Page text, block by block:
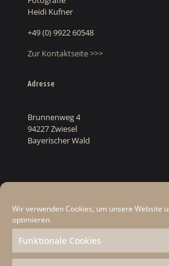
Wir verwenden Cookies, um unsere Website
optimieren.
Funktionale Cookies
Heidi Kufner
+49 (0) 9922 60548
Zur Kontaktseite >>>
Adresse
Brunnenweg 4
94227 Zwiesel
Bayerischer Wald
Datenschutz
Cookie-Hinweis
Impressum